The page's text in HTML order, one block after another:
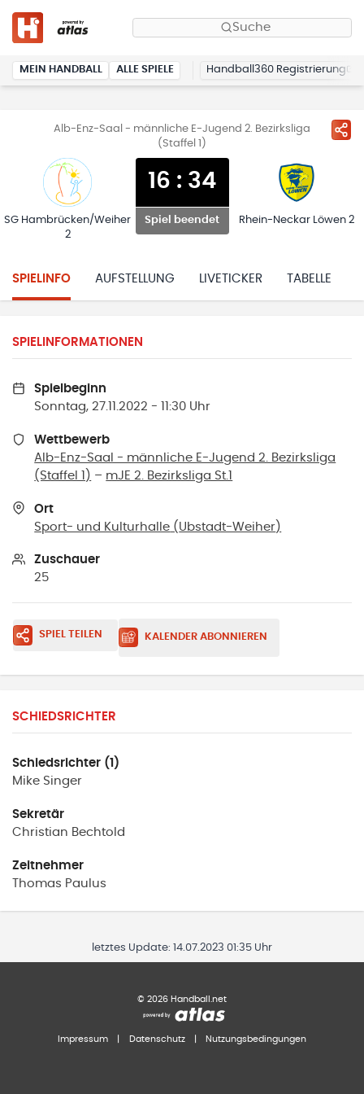
Suche
MEIN HANDBALL ALLE SPIELE Handball360 Registrierung
Alb-Enz-Saal - männliche E-Jugend 2. Bezirksliga
(Staffel 1)
SG Hambrücken/Weiher
2
16 : 34
Spiel beendet Rhein-Neckar Löwen 2
SPIELINFO AUFSTELLUNG LIVETICKER TABELLE
SPIELINFORMATIONEN
Spielbeginn
Sonntag, 27.11.2022 - 11:30 Uhr
Wettbewerb
Alb-Enz-Saal - männliche E-Jugend 2. Bezirksliga
(Staffel 1) – mJE 2. Bezirksliga St.1
Ort
Sport- und Kulturhalle ( Ubstadt-Weiher)
Zuschauer
25
SPIEL TEILEN KALENDER ABONNIEREN
SCHIEDSRICHTER
Schiedsrichter (1)
Mike Singer
Sekretär
Christian Bechtold
Zeitnehmer
Thomas Paulus
letztes Update: 14.07.2023 01:35 Uhr
© 2026 Handball.net
Impressum Datenschutz Nutzungsbedingungen